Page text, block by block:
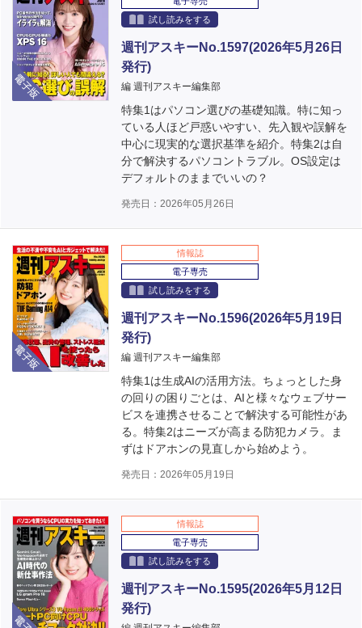
電子版
試し読みをする
週刊アスキーNo.1597(2026年5月26日
発行)
編 週刊アスキー編集部
特集1はパソコン選びの基礎知識。特に知っ
ている人ほど戸惑いやすい、先入観や誤解を
中心に現実的な選択基準を紹介。特集2は自
分で解決するパソコントラブル。OS設定は
デフォルトのままでいいの？
発売日：2026年05月26日
電子版
情報誌
電子専売
試し読みをする
週刊アスキーNo.1596(2026年5月19日
発行)
編 週刊アスキー編集部
特集1は生成AIの活用方法。ちょっとした身
の回りの困りごとは、AIと様々なウェブサー
ビスを連携させることで解決する可能性があ
る。特集2はニーズが高まる防犯カメラ。ま
ずはドアホンの見直しから始めよう。
発売日：2026年05月19日
電子版
情報誌
電子専売
試し読みをする
週刊アスキーNo.1595(2026年5月12日
発行)